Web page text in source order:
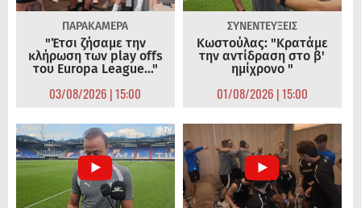
ΠΑΡΑΚΑΜΕΡΑ
"Έτσι ζήσαμε την
κλήρωση των play offs
του Europa League..."
03/08/2026 | 15:00
ΣΥΝΕΝΤΕΥΞΕΙΣ
Κωστούλας: "Κρατάμε
την αντίδραση στο β'
ημίχρονο "
01/08/2026 | 15:00